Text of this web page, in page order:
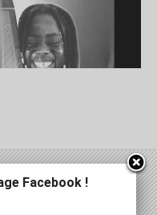
Facebook !